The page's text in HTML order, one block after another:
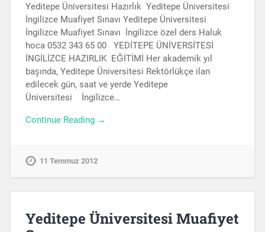
Yeditepe Üniversitesi Hazırlık Yeditepe Üniversitesi
İngilizce Muafiyet Sınavı Yeditepe Üniversitesi
İngilizce Muafiyet Sınavı İngilizce özel ders Haluk
hoca 0532 343 65 00 YEDİTEPE ÜNİVERSİTESİ
İNGİLİZCE HAZIRLIK EĞİTİMİ Her akademik yıl
başında, Yeditepe Üniversitesi Rektörlükçe ilan
edilecek gün, saat ve yerde Yeditepe
Üniversitesi İngilizce…
Continue Reading →
11 Temmuz 2012
Yeditepe Üniversitesi Muafiyet